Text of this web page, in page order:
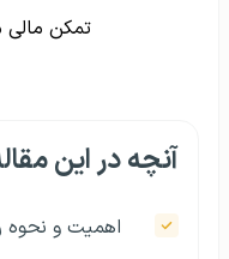
تمکن مالی
آنچه در این
اهمیت و نحوه